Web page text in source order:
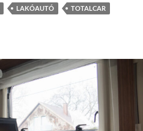
LAKÓAUTÓ
TOTALCAR